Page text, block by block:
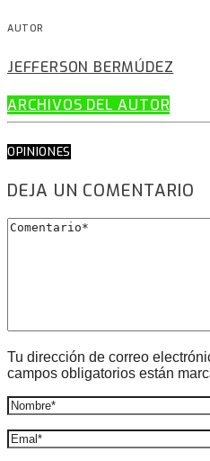
AUTOR
JEFFERSON BERMÚDEZ
ARCHIVOS DEL AUTOR
OPINIONES
DEJA UN COMENTARIO
Tu dirección de correo
campos obligatorios están